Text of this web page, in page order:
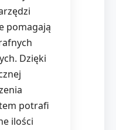
pomagają
Dzięki
potrafi
ilości